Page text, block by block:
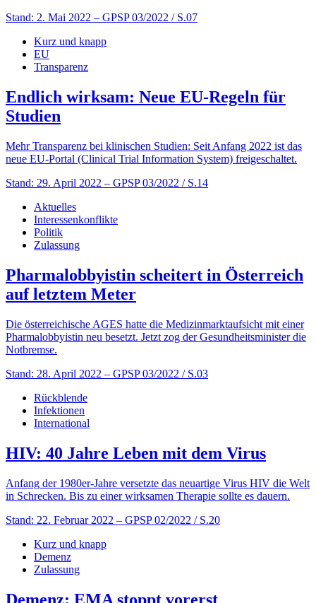
Stand: 2. Mai 2022 – GPSP 03/2022 / S.07
Kurz und knapp
EU
Transparenz
Endlich wirksam: Neue EU-Regeln für
Studien
Mehr Transparenz bei klinischen Studien: Seit Anfang 2022 ist das
neue EU-Portal (Clinical Trial Information System) freigeschaltet.
Stand: 29. April 2022 – GPSP 03/2022 / S.14
Aktuelles
Interessenkonflikte
Politik
Zulassung
Pharmalobbyistin scheitert in Österreich
auf letztem Meter
Die österreichische AGES hatte die Medizinmarktaufsicht mit einer
Pharmalobbyistin neu besetzt. Jetzt zog der Gesundheitsminister die
Notbremse.
Stand: 28. April 2022 – GPSP 03/2022 / S.03
Rückblende
Infektionen
International
HIV: 40 Jahre Leben mit dem Virus
Anfang der 1980er-Jahre versetzte das neuartige Virus HIV die Welt
in Schrecken. Bis zu einer wirksamen Therapie sollte es dauern.
Stand: 22. Februar 2022 – GPSP 02/2022 / S.20
Kurz und knapp
Demenz
Zulassung
Demenz: EMA stoppt vorerst